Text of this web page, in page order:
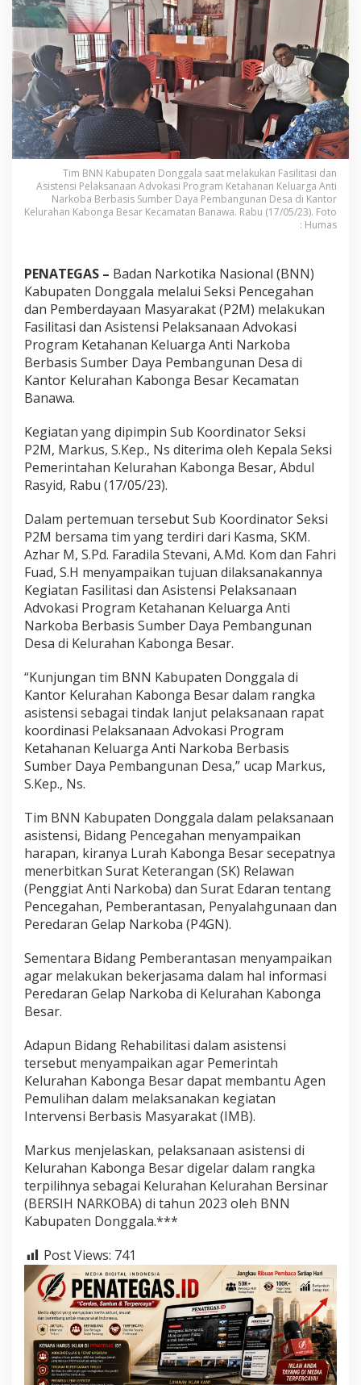
l
a
A
s
t
e
n
s
i
K
e
l
u
a
n
K
a
b
o
n
g
s
a
r
Tim BNN Kabupaten Donggala saat melakukan Fasilitasi dan
Asistensi Pelaksanaan Advokasi Program Ketahanan Keluarga Anti
Narkoba Berbasis Sumber Daya Pembangunan Desa di Kantor
Kelurahan Kabonga Besar Kecamatan Banawa. Rabu (17/05/23). Foto
: Humas
PENATEGAS – Badan Narkotika Nasional (BNN)
Kabupaten Donggala melalui Seksi Pencegahan
dan Pemberdayaan Masyarakat (P2M) melakukan
Fasilitasi dan Asistensi Pelaksanaan Advokasi
Program Ketahanan Keluarga Anti Narkoba
Berbasis Sumber Daya Pembangunan Desa di
Kantor Kelurahan Kabonga Besar Kecamatan
Banawa.
Kegiatan yang dipimpin Sub Koordinator Seksi
P2M, Markus, S.Kep., Ns diterima oleh Kepala Seksi
Pemerintahan Kelurahan Kabonga Besar, Abdul
Rasyid, Rabu (17/05/23).
Dalam pertemuan tersebut Sub Koordinator Seksi
P2M bersama tim yang terdiri dari Kasma, SKM.
Azhar M, S.Pd. Faradila Stevani, A.Md. Kom dan Fahri
Fuad, S.H menyampaikan tujuan dilaksanakannya
Kegiatan Fasilitasi dan Asistensi Pelaksanaan
Advokasi Program Ketahanan Keluarga Anti
Narkoba Berbasis Sumber Daya Pembangunan
Desa di Kelurahan Kabonga Besar.
“Kunjungan tim BNN Kabupaten Donggala di
Kantor Kelurahan Kabonga Besar dalam rangka
asistensi sebagai tindak lanjut pelaksanaan rapat
koordinasi Pelaksanaan Advokasi Program
Ketahanan Keluarga Anti Narkoba Berbasis
Sumber Daya Pembangunan Desa,” ucap Markus,
S.Kep., Ns.
Tim BNN Kabupaten Donggala dalam pelaksanaan
asistensi, Bidang Pencegahan menyampaikan
harapan, kiranya Lurah Kabonga Besar secepatnya
menerbitkan Surat Keterangan (SK) Relawan
(Penggiat Anti Narkoba) dan Surat Edaran tentang
Pencegahan, Pemberantasan, Penyalahgunaan dan
Peredaran Gelap Narkoba (P4GN).
Sementara Bidang Pemberantasan menyampaikan
agar melakukan bekerjasama dalam hal informasi
Peredaran Gelap Narkoba di Kelurahan Kabonga
Besar.
Adapun Bidang Rehabilitasi dalam asistensi
tersebut menyampaikan agar Pemerintah
Kelurahan Kabonga Besar dapat membantu Agen
Pemulihan dalam melaksanakan kegiatan
Intervensi Berbasis Masyarakat (IMB).
Markus menjelaskan, pelaksanaan asistensi di
Kelurahan Kabonga Besar digelar dalam rangka
terpilihnya sebagai Kelurahan Kelurahan Bersinar
(BERSIH NARKOBA) di tahun 2023 oleh BNN
Kabupaten Donggala.***
Post Views: 741